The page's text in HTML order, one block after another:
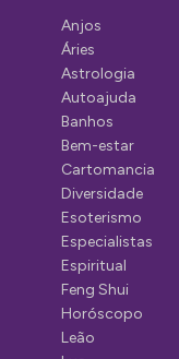
Anjos
Áries
Astrologia
Autoajuda
Banhos
Bem-estar
Cartomancia
Diversidade
Esoterismo
Especialistas
Espiritual
Feng Shui
Horóscopo
Leão